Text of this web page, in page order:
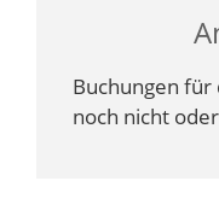
Buchungen für
noch nicht